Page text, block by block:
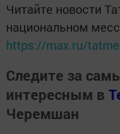
Читайте новости
национальном
https://max.ru/
Следите за
интересным в
Черемшан